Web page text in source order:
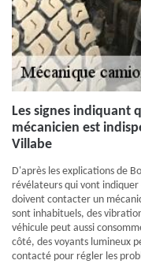
Les signes indiquant
mécanicien est
Villabe
D'après les explications de
révélateurs qui vont
doivent contacter un
sont inhabituels, des
véhicule peut aussi
côté, des voyants lumineux
contacté pour régler les